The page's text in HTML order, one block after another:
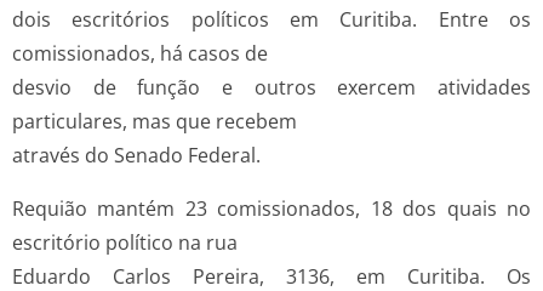
dois escritórios políticos em Curitiba. Entre os
comissionados, há casos de
desvio de função e outros exercem atividades
particulares, mas que recebem
através do Senado Federal.
Requião mantém 23 comissionados, 18 dos quais no
escritório político na rua
Eduardo Carlos Pereira, 3136, em Curitiba. Os